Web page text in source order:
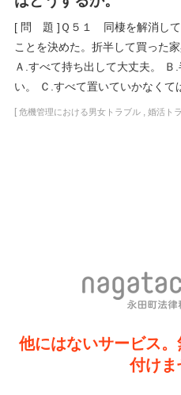
[ 問 題 ]Ｑ５１ 同棲を解消して
ことを決めた。折半して買った
Ａ.すべて持ち出して大丈夫。
い。 Ｃ.すべて置いていかなく
[ 危機管理における男女トラブル, 婚活ト
他にはないサービス
付けま